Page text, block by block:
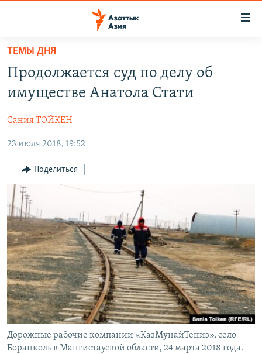
Вернуться
основному
содержанию
Вернутся
навигации
Вернутся
поиску
КАЗАХСТАН
УЗБЕКИСТАН
ТАДЖИКИСТАН
НОВОСТИ
ВОЙНА В УКРАИНЕ
НА ДРУГИХ ЯЗЫКАХ
ҚАЗАҚША
КЫРГЫЗЧА
ЎЗБЕКЧА
ТОҶИКӢ
TÜRKMENÇE
Все сайты РСЕ/РС
ТЕМЫ ДНЯ
Продолжается суд по делу об
имуществе Анатола Стати
Сания ТОЙКЕН
23 июля 2018, 19:52
Поделиться
Дорожные рабочие компании «КазМунайТениз», село
Боранколь в Мангистауской области, 24 марта 2018 года.